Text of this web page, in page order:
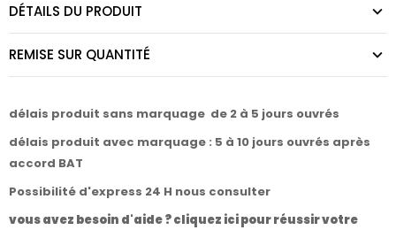
DÉTAILS DU PRODUIT
REMISE SUR QUANTITÉ
délais produit sans marquage de 2 à 5 jours ouvrés
délais produit avec marquage : 5 à 10 jours ouvrés après
accord BAT
Possibilité d'express 24 H nous consulter
vous avez besoin d'aide ? cliquez ici pour réussir votre